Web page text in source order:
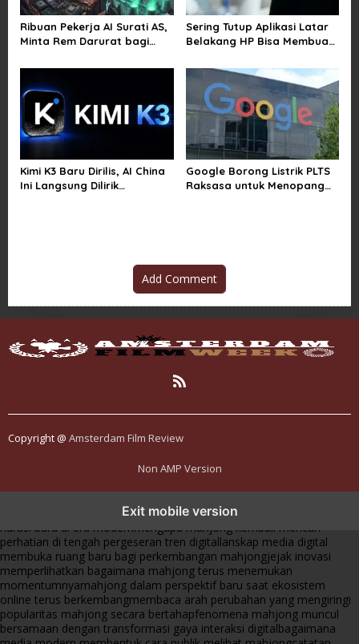
Ribuan Pekerja AI Surati AS,
Minta Rem Darurat bagi
Sering Tutup Aplikasi Latar
Belakang HP Bisa Membuat
Kimi K3 Baru Dirilis, AI China
Ini Langsung Dilirik
Google Borong Listrik PLTS
Raksasa untuk Menopang
Add Comment
Copyright @ Amsterdam Film Review
Non AMP Version
Exit mobile version
dari komunitas hingga platform mahjong membangun
narasi baru di era modernmengapa mahjong kembali mencuri
perhatian di tengah pergeseran tren digitallanskap media digital
membuka ruang baru bagi perkembangan mahjongjejak inovasi
memperlihatkan bagaimana mahjong terus menemukan
momentumnyamahjong dalam perspektif baru saat ekosistem
online terus berkembangmembaca arah perubahan yang mengiringi
popularitas mahjong secara bertahapfenomena mahjong muncul
bersamaan dengan transformasi gaya interaksi digitalbagaimana